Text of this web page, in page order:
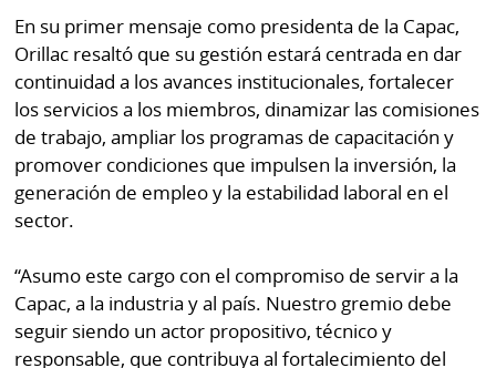
digital
Luctuosas
lector
Buenas
prácticas
OTROS
SITIOS
por
Metro
Mi
Diario
Ellas
En su primer mensaje como presidenta de la Capac,
Orillac resaltó que su gestión estará centrada en dar
continuidad a los avances institucionales, fortalecer
los servicios a los miembros, dinamizar las comisiones
de trabajo, ampliar los programas de capacitación y
promover condiciones que impulsen la inversión, la
generación de empleo y la estabilidad laboral en el
sector.
“Asumo este cargo con el compromiso de servir a la
Capac, a la industria y al país. Nuestro gremio debe
seguir siendo un actor propositivo, técnico y
responsable, que contribuya al fortalecimiento del